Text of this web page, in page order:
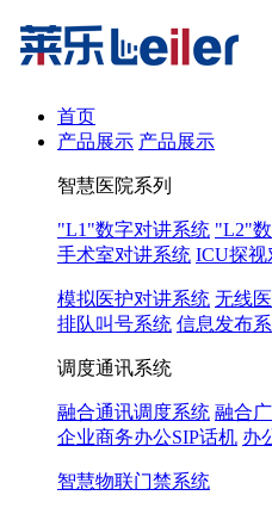
首页
产品展示 产品展示
智慧医院系列
"L1"数字对讲系统 "L2"
手术室对讲系统 ICU探视
模拟医护对讲系统 无线
排队叫号系统 信息发布
调度通讯系统
融合通讯调度系统 融合
企业商务办公SIP话机 办
智慧物联门禁系统